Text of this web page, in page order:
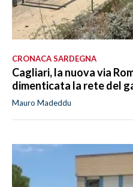
CRONACA SARDEGNA
Cagliari, la nuova via
dimenticata la rete del
Mauro Madeddu